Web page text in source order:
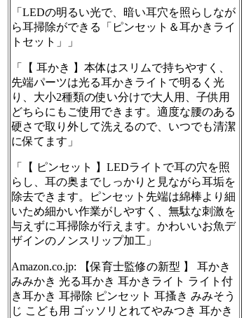
「LEDの明るい光で、暗い耳穴を照らしなが
ら耳掃除ができる「ピンセット＆耳かきライ
トセット」」
「【 耳かき 】本体はスリムで持ちやすく、
先端パーツは光る耳かきライトで明るく光
り、大小2種類の使い分けで大人用、子供用
どちらにもご使用できます。適度な腰のある
硬さで取り外して洗えるので、いつでも清潔
に保てます」
「【 ピンセット 】LEDライトで耳の穴を照
らし、耳の奥までしっかりと見ながら耳垢を
除去できます。ピンセット先端は綿棒より細
いため細かい作業がしやすく、無駄な刺激を
与えずに耳掃除が行えます。かわいいお魚デ
ザインのノンスリップ加工」
Amazon.co.jp: 【保育士監修の新型 】 耳かき
みみかき 光る耳かき 耳かきライト ライト付
き耳かき 耳掃除 ピンセット 耳搔き みみそう
じ こども用 ゴッソリとれてやみつき 耳かき